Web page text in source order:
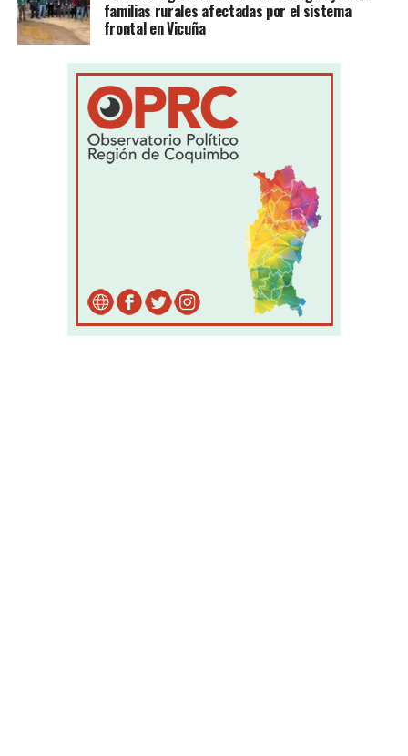
familias rurales afectadas por el sistema
frontal en Vicuña